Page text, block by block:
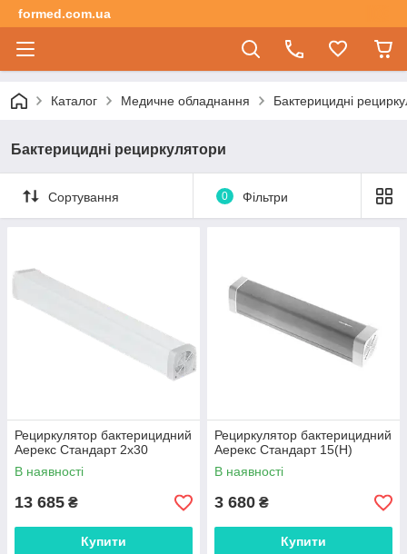
formed.com.ua
Каталог Медичне обладнання Бактерицидні
Бактерицидні рециркулятори
Сортування 0 Фільтри
Рециркулятор бактерицидний
Аерекс Стандарт 2х30
В наявності
13 685 ₴
Купити
Рециркулятор бактерицидний
Аерекс Стандарт 15(Н)
В наявності
3 680 ₴
Купити